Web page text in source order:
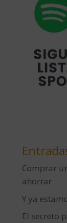
Comprar
ahorrar
Y ya
El secreto